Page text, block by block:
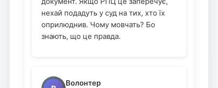
нехай подадуть у суд на тих, хто їх
оприлюднив. Чому мовчать? Бо
знають, що це правда.
Волонтер